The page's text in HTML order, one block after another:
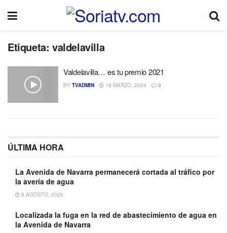
Etiqueta: valdelavilla
Valdelavilla… es tu premio 2021
BY TVADMIN 18 MARZO, 2024 0
ÚLTIMA HORA
La Avenida de Navarra permanecerá cortada al tráfico por
la avería de agua
8 AGOSTO, 2026
Localizada la fuga en la red de abastecimiento de agua en
la Avenida de Navarra